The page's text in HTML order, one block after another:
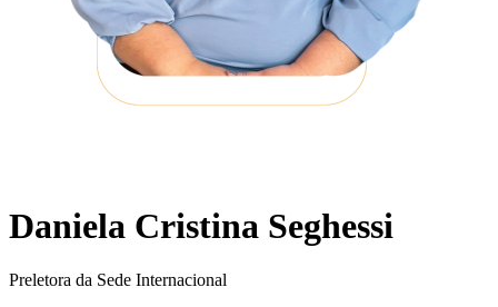
Daniela Cristina Seghessi
Preletora da Sede Internacional